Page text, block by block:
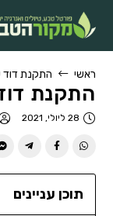
ראשי התקנת
התקנת
28 ליולי, 2021
תוכן עניינים